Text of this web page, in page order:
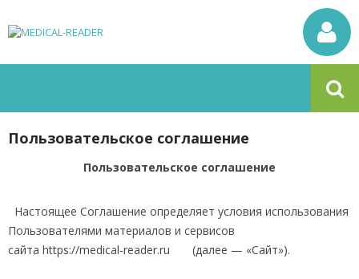
Пользовательское соглашение
Пользовательское соглашение
Настоящее Соглашение определяет условия использования
Пользователями материалов и сервисов
сайта https://medical-reader.ru (далее — «Сайт»).